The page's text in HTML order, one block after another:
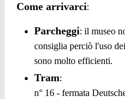
Come arrivarci:
Parcheggi: il museo
consiglia perciò l'uso
sono molto efficienti.
Tram:
n° 16 - fermata